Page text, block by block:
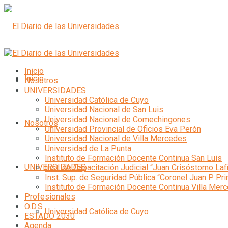
Inicio
Nosotros
UNIVERSIDADES
Universidad Católica de Cuyo
Inicio
Nosotros
UNIVERSIDADES
Universidad Católica de Cuyo
Universidad Nacional de San Luis
Universidad Nacional de Comechingones
Universidad Provincial de Oficios Eva Perón
Universidad Nacional de Villa Mercedes
Universidad de La Punta
Instituto de Formación Docente Continua San Luis
Inst. de Capacitación Judicial “Juan Crisóstomo
Inst. Sup. de Seguridad Pública “Coronel Juan P.
Instituto de Formación Docente Continua Villa
Profesionales
O.D.S
ESTADO 2030
Agenda